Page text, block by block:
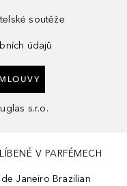
soutěže
údajů
s.r.o.
V PARFÉMECH
Janeiro Brazilian